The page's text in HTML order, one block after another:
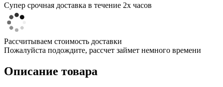
Супер срочная доставка в течение 2х часов
Рассчитываем стоимость доставки
Пожалуйста подождите, рассчет займет немного времени
Описание товара